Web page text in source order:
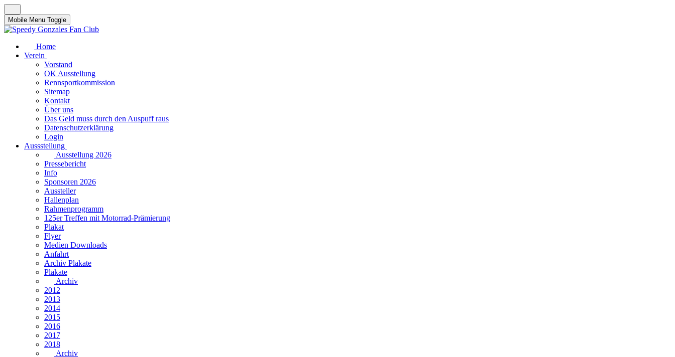
Mobile Menu Toggle
Home
Verein
Vorstand
OK Ausstellung
Rennsportkommission
Sitemap
Kontakt
Über uns
Das Geld muss durch den Auspuff raus
Datenschutzerklärung
Login
Aussstellung
Ausstellung 2026
Pressebericht
Info
Sponsoren 2026
Aussteller
Hallenplan
Rahmenprogramm
125er Treffen mit Motorrad-Prämierung
Plakat
Flyer
Medien Downloads
Anfahrt
Archiv Plakate
Plakate
Archiv
2012
2013
2014
2015
2016
2017
2018
Archiv